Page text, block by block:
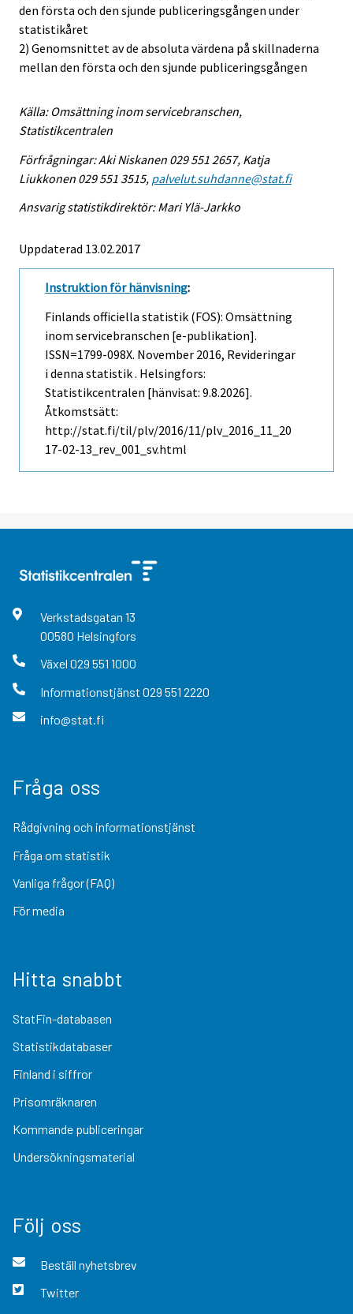
den första och den sjunde publiceringsgången under
statistikåret
2) Genomsnittet av de absoluta värdena på skillnaderna
mellan den första och den sjunde publiceringsgången
Källa: Omsättning inom servicebranschen,
Statistikcentralen
Förfrågningar: Aki Niskanen 029 551 2657, Katja
Liukkonen 029 551 3515, palvelut.suhdanne@stat.fi
Ansvarig statistikdirektör: Mari Ylä-Jarkko
Uppdaterad 13.02.2017
Instruktion för hänvisning:
Finlands officiella statistik (FOS): Omsättning
inom servicebranschen [e-publikation].
ISSN=1799-098X. November 2016, Revideringar
i denna statistik . Helsingfors:
Statistikcentralen [hänvisat: 9.8.2026].
Åtkomstsätt:
http://stat.fi/til/plv/2016/11/plv_2016_11_20
17-02-13_rev_001_sv.html
Verkstadsgatan 13
00580 Helsingfors
Växel 029 551 1000
Informationstjänst 029 551 2220
info@stat.fi
Fråga oss
Rådgivning och informationstjänst
Fråga om statistik
Vanliga frågor (FAQ)
För media
Hitta snabbt
StatFin-databasen
Statistikdatabaser
Finland i siffror
Prisomräknaren
Kommande publiceringar
Undersökningsmaterial
Följ oss
Beställ nyhetsbrev
Twitter